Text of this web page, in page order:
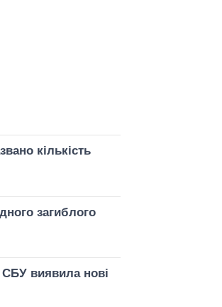
кількість
загиблого
виявила нові